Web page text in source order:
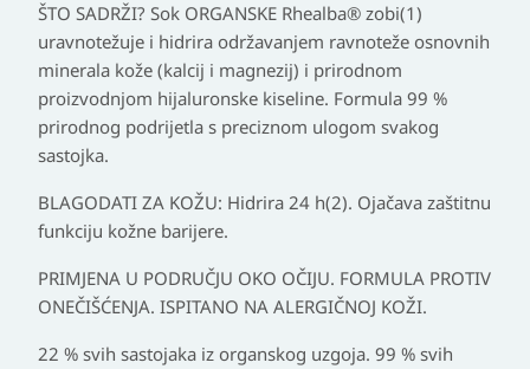
ŠTO SADRŽI? Sok ORGANSKE Rhealba® zobi(1)
uravnotežuje i hidrira održavanjem ravnoteže osnovnih
minerala kože (kalcij i magnezij) i prirodnom
proizvodnjom hijaluronske kiseline. Formula 99 %
prirodnog podrijetla s preciznom ulogom svakog
sastojka.
BLAGODATI ZA KOŽU: Hidrira 24 h(2). Ojačava zaštitnu
funkciju kožne barijere.
PRIMJENA U PODRUČJU OKO OČIJU. FORMULA PROTIV
ONEČIŠĆENJA. ISPITANO NA ALERGIČNOJ KOŽI.
22 % svih sastojaka iz organskog uzgoja. 99 % svih